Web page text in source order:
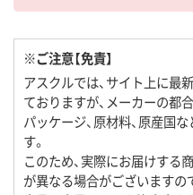
※ご注意【免責】
アスクルでは、サイト上に最
ておりますが、メーカーの都合
パッケージ、原材料、原産国
す。
このため、実際にお届けする
が異なる場合がございますの